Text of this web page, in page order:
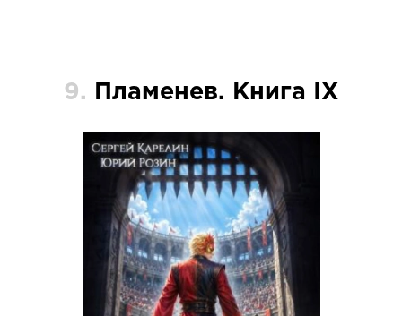
9. Пламенев. Книга IX